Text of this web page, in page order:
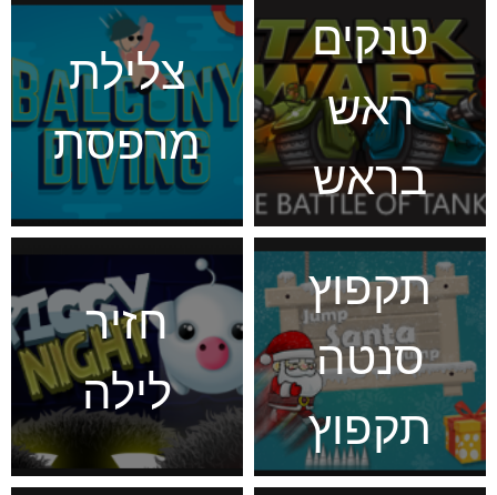
טנקים
ראש
בראש
צלילת
מרפסת
תקפוץ
סנטה
תקפוץ
חזיר
לילה